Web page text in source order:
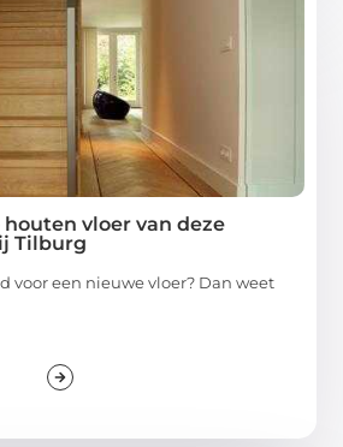
vloer van deze
Tilburg
voor een nieuwe vloer? Dan weet